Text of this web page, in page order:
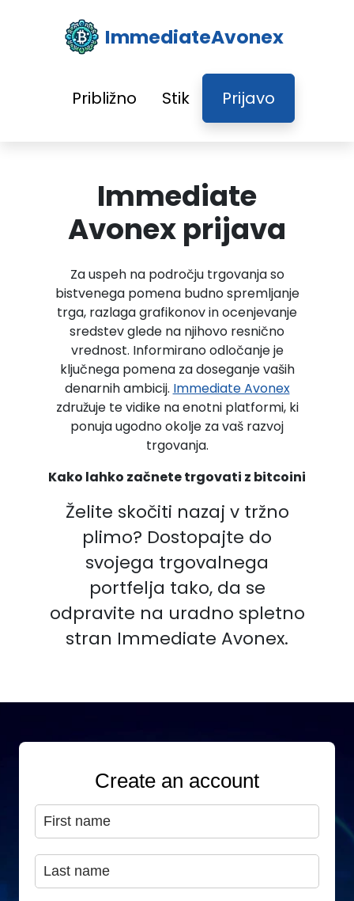
ImmediateAvonex
Približno Stik Prijavo
Immediate
Avonex prijava
Za uspeh na področju trgovanja so
bistvenega pomena budno spremljanje
trga, razlaga grafikonov in ocenjevanje
sredstev glede na njihovo resnično
vrednost. Informirano odločanje je
ključnega pomena za doseganje vaših
denarnih ambicij. Immediate Avonex
združuje te vidike na enotni platformi, ki
ponuja ugodno okolje za vaš razvoj
trgovanja.
Kako lahko začnete trgovati z bitcoini
Želite skočiti nazaj v tržno
plimo? Dostopajte do
svojega trgovalnega
portfelja tako, da se
odpravite na uradno spletno
stran Immediate Avonex.